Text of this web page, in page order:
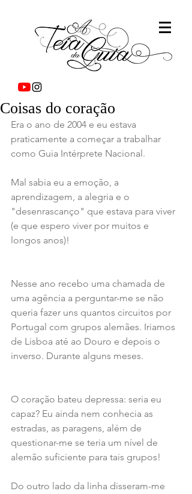
Coisas do coração
Era o ano de 2004 e eu estava
praticamente a começar a trabalhar
como Guia Intérprete Nacional.
Mal sabia eu a emoção, a
aprendizagem, a alegria e o
"desenrascanço" que estava para viver
(e que espero viver por muitos e
longos anos)!
Nesse ano recebo uma chamada de
uma agência a perguntar-me se não
queria fazer uns quantos circuitos por
Portugal com grupos alemães. Iriamos
de Lisboa até ao Douro e depois o
inverso. Durante alguns meses.
O coração bateu depressa: seria eu
capaz? Eu ainda nem conhecia as
estradas, as paragens, além de
questionar-me se teria um nível de
alemão suficiente para tais grupos!
Do outro lado da linha disseram-me